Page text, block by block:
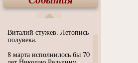
Виталий стужев. Летопись
полувека.
8 марта исполнилось бы 70